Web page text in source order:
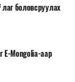
бусад
бусад кино,
урамшуулал.
лаг боловсруулах
E-Mongolia-аар